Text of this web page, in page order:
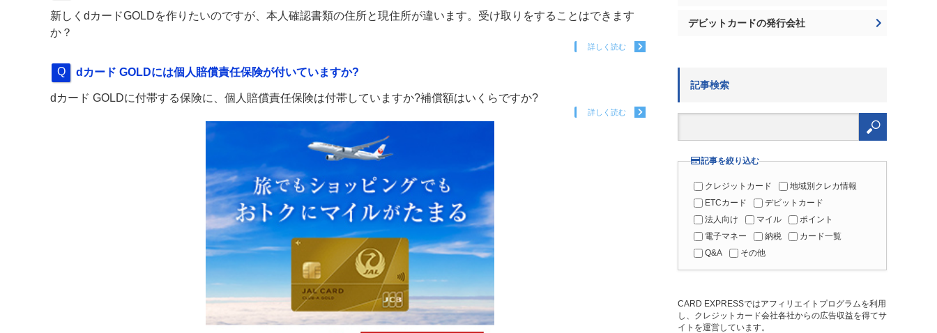
新しくdカードGOLDを作りたいのですが、本人確認書類の住所と現住所が違います。受け取りをすることはできます
か？
詳しく読む
dカード GOLDには個人賠償責任保険が付いていますか?
dカード GOLDに付帯する保険に、個人賠償責任保険は付帯していますか?補償額はいくらですか?
詳しく読む
デビットカードの発行会社
記事検索
検
記事を絞り込む
クレジットカード
地域別クレカ情報
ETCカード
デビットカード
法人向け
マイル
ポイント
電子マネー
納税
カード一覧
Q&A
その他
CARD EXPRESSではアフィリエイトプログラムを利用
し、クレジットカード会社各社からの広告収益を得てサ
イトを運営しています。